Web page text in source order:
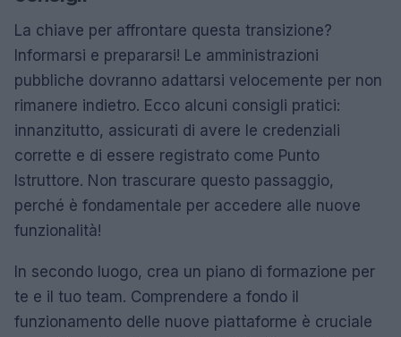
La chiave per affrontare questa transizione?
Informarsi e prepararsi! Le amministrazioni
pubbliche dovranno adattarsi velocemente per non
rimanere indietro. Ecco alcuni consigli pratici:
innanzitutto, assicurati di avere le credenziali
corrette e di essere registrato come Punto
Istruttore. Non trascurare questo passaggio,
perché è fondamentale per accedere alle nuove
funzionalità!
In secondo luogo, crea un piano di formazione per
te e il tuo team. Comprendere a fondo il
funzionamento delle nuove piattaforme è cruciale